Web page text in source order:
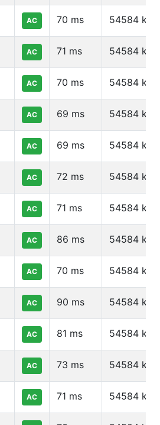
AC 70 ms 54584 kb
AC 71 ms 54584 kb
AC 70 ms 54584 kb
AC 69 ms 54584 kb
AC 69 ms 54584 kb
AC 72 ms 54584 kb
AC 71 ms 54584 kb
AC 86 ms 54584 kb
AC 70 ms 54584 kb
AC 90 ms 54584 kb
AC 81 ms 54584 kb
AC 73 ms 54584 kb
AC 71 ms 54584 kb